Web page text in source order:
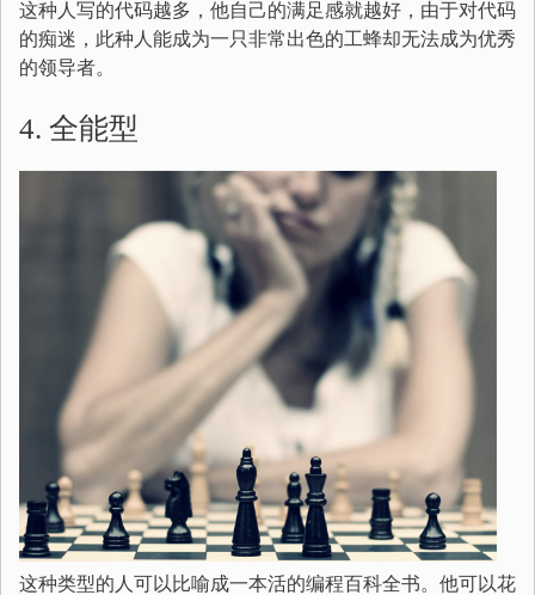
这种人写的代码越多，他自己的满足感就越好，由于对代码
的痴迷，此种人能成为一只非常出色的工蜂却无法成为优秀
的领导者。
4. 全能型
这种类型的人可以比喻成一本活的编程百科全书。他可以花